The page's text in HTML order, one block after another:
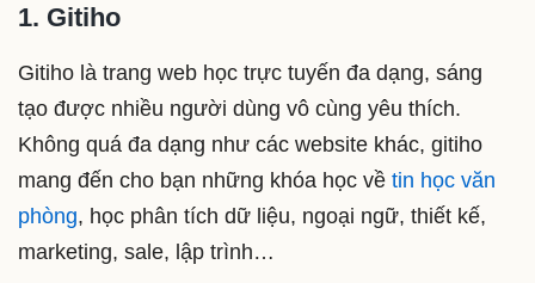
1. Gitiho
Gitiho là trang web học trực tuyến đa dạng, sáng
tạo được nhiều người dùng vô cùng yêu thích.
Không quá đa dạng như các website khác, gitiho
mang đến cho bạn những khóa học về tin học văn
phòng, học phân tích dữ liệu, ngoại ngữ, thiết kế,
marketing, sale, lập trình…